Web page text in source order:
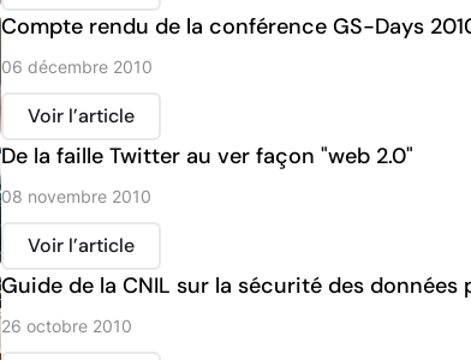
Compte rendu de la conférence GS-Days
06 décembre 2010
Voir l’article
De la faille Twitter au ver façon "web 2.0"
08 novembre 2010
Voir l’article
Guide de la CNIL sur la sécurité des données
26 octobre 2010